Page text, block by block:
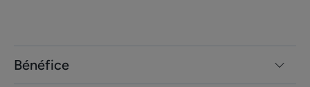
Bénéfice